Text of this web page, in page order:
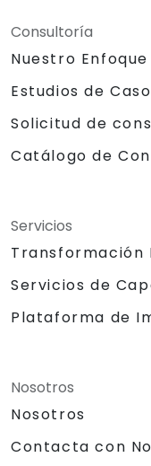
Consultoría
Nuestro Enfoque
Estudios de Caso
Solicitud de
Catálogo de
Servicios
Transformación
Servicios de
Plataforma de
Nosotros
Nosotros
Contacta con